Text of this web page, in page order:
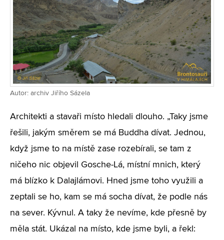
Autor: archiv Jiřího Sázela
Architekti a stavaři místo hledali dlouho. „Taky jsme
řešili, jakým směrem se má Buddha dívat. Jednou,
když jsme to na místě zase rozebírali, se tam z
ničeho nic objevil Gosche-Lá, místní mnich, který
má blízko k Dalajlámovi. Hned jsme toho využili a
zeptali se ho, kam se má socha dívat, že podle nás
na sever. Kývnul. A taky že nevíme, kde přesně by
měla stát. Ukázal na místo, kde jsme byli, a řekl: